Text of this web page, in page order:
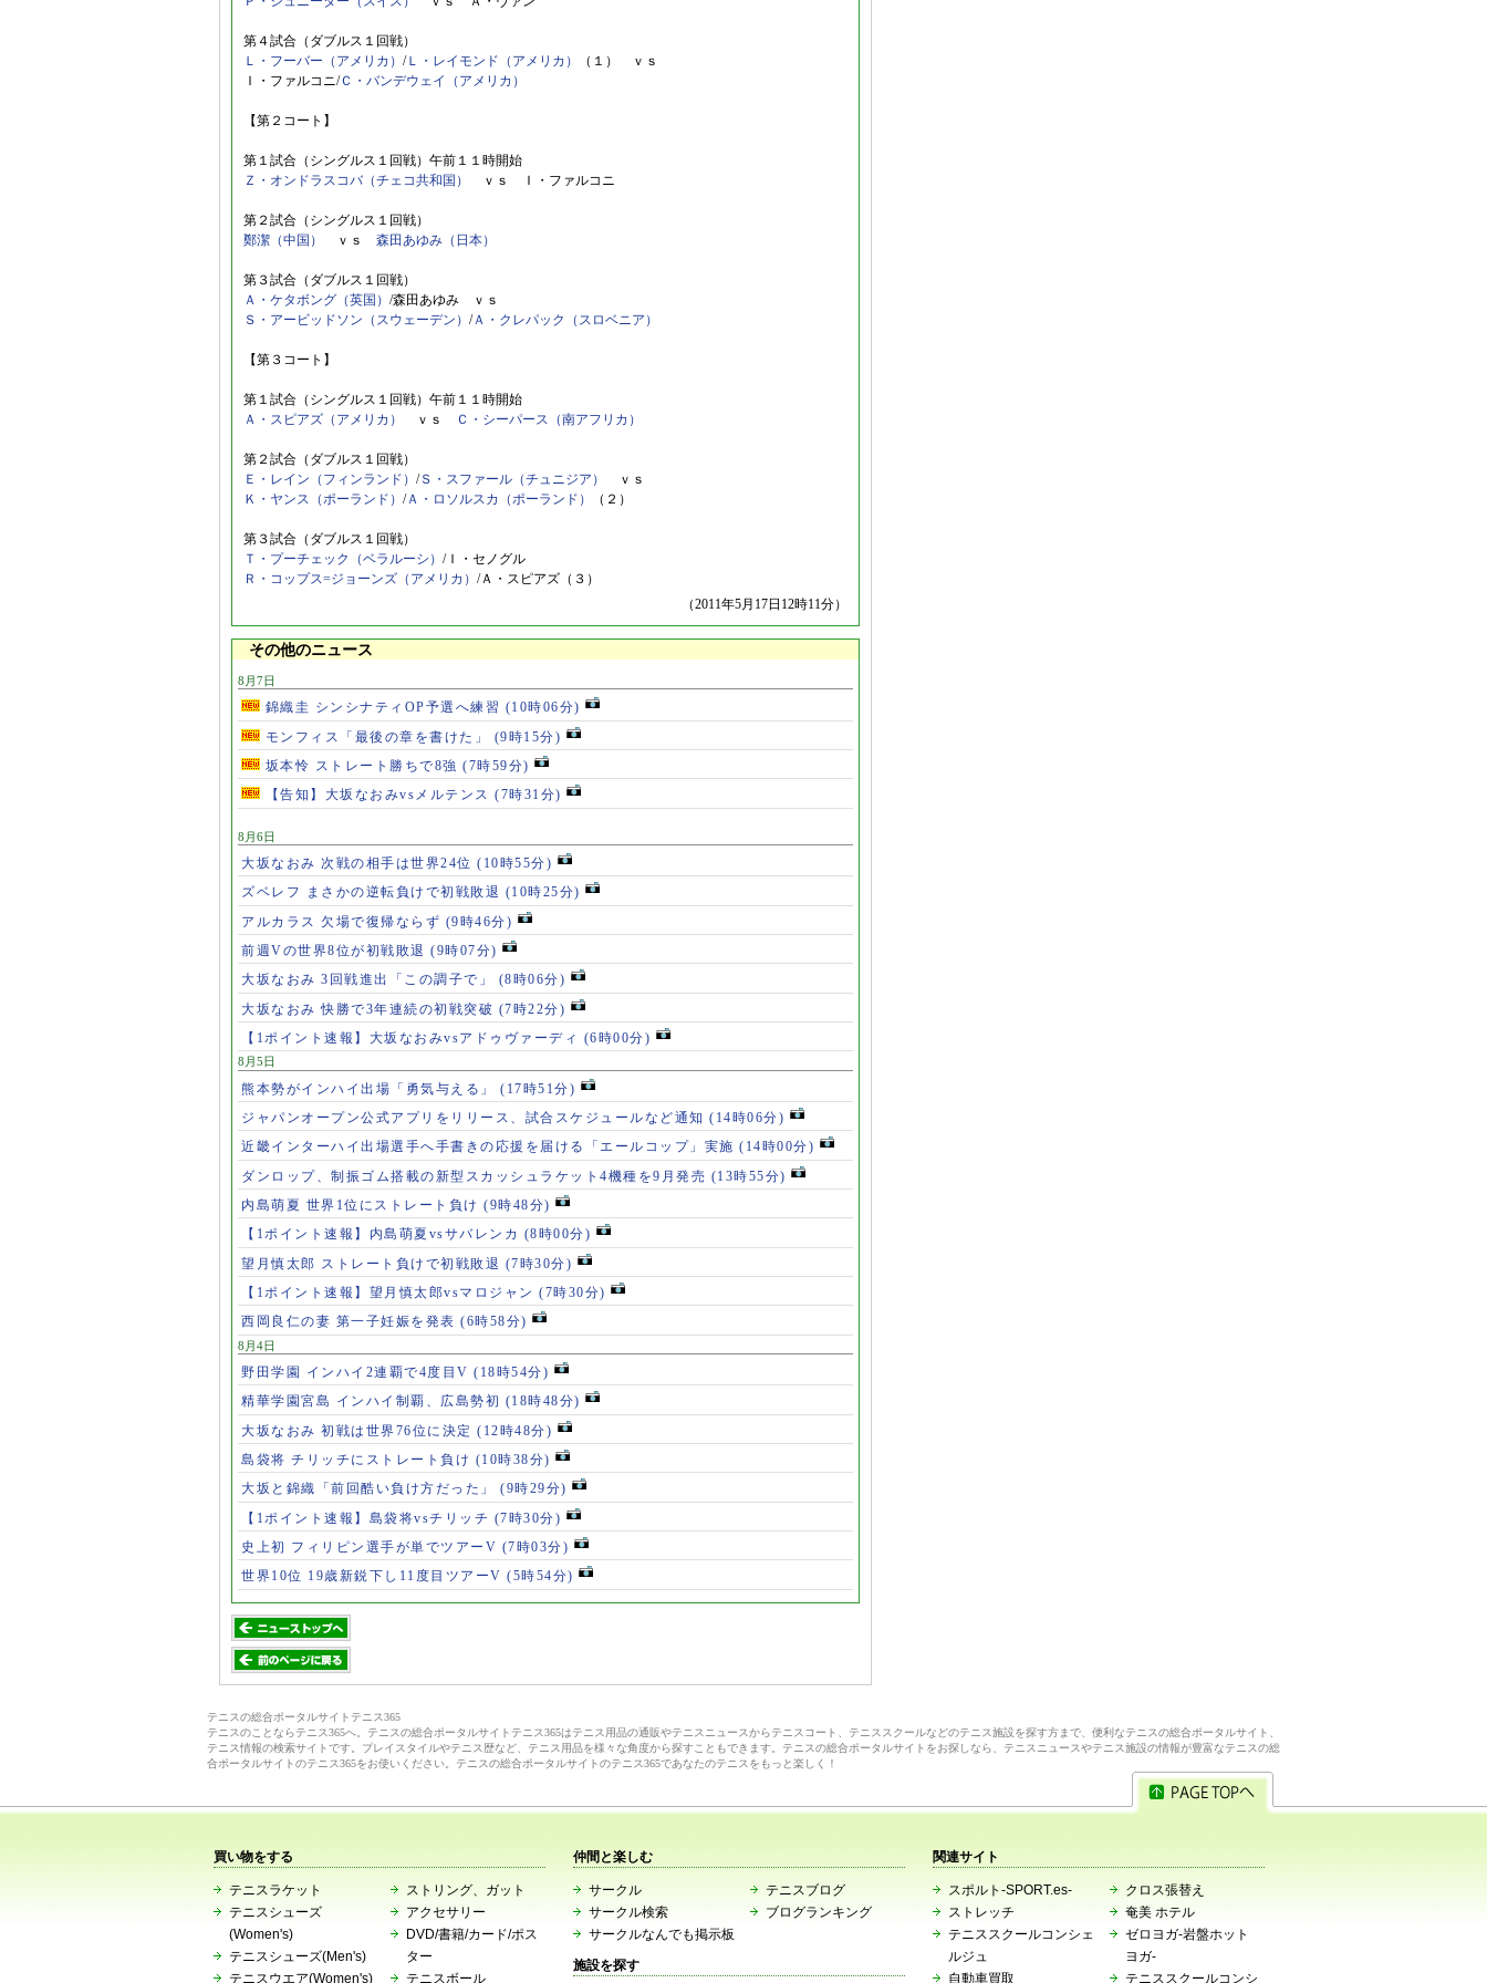
第４試合（ダブルス１回戦）
Ｌ・フーバー（アメリカ） /Ｌ・レイモンド（アメリカ）
（１） ｖｓ
Ｉ・ファルコニ/Ｃ・バンデウェイ（アメリカ）
【第２コート】
第１試合（シングルス１回戦）午前１１時開始
Ｚ・オンドラスコバ（チェコ共和国）
ｖｓ Ｉ・ファルコニ
第２試合（シングルス１回戦）
鄭潔（中国）
ｖｓ 森田あゆみ（日本）
第３試合（ダブルス１回戦）
Ａ・ケタボング（英国） /森田あゆみ ｖｓ
Ｓ・アービッドソン（スウェーデン） /Ａ・クレパック（スロベニア）
【第３コート】
第１試合（シングルス１回戦）午前１１時開始
Ａ・スピアズ（アメリカ）
ｖｓ Ｃ・シーパース（南アフリカ）
第２試合（ダブルス１回戦）
Ｅ・レイン（フィンランド） /Ｓ・スファール（チュニジア）
ｖｓ
Ｋ・ヤンス（ポーランド） /Ａ・ロソルスカ（ポーランド） （２）
第３試合（ダブルス１回戦）
Ｔ・プーチェック（ベラルーシ） /Ｉ・セノグル
Ｒ・コップス=ジョーンズ（アメリカ） /Ａ・スピアズ（３）
（2011年5月17日12時11分）
その他のニュース
8月7日
錦織圭 シンシナティOP予選へ練習 (10時06分)
モンフィス「最後の章を書けた」 (9時15分)
坂本怜 ストレート勝ちで8強 (7時59分)
【告知】大坂なおみvsメルテンス (7時31分)
8月6日
大坂なおみ 次戦の相手は世界24位 (10時55分)
ズベレフ まさかの逆転負けで初戦敗退 (10時25分)
アルカラス 欠場で復帰ならず (9時46分)
前週Vの世界8位が初戦敗退 (9時07分)
大坂なおみ 3回戦進出「この調子で」 (8時06分)
大坂なおみ 快勝で3年連続の初戦突破 (7時22分)
【1ポイント速報】大坂なおみvsアドゥヴァーディ (6時00分)
8月5日
熊本勢がインハイ出場「勇気与える」 (17時51分)
ジャパンオープン公式アプリをリリース、試合スケジュールなど通知 (14時06分)
近畿インターハイ出場選手へ手書きの応援を届ける「エールコップ」実施 (14時00分)
ダンロップ、制振ゴム搭載の新型スカッシュラケット4機種を9月発売 (13時55分)
内島萌夏 世界1位にストレート負け (9時48分)
【1ポイント速報】内島萌夏vsサバレンカ (8時00分)
望月慎太郎 ストレート負けで初戦敗退 (7時30分)
【1ポイント速報】望月慎太郎vsマロジャン (7時30分)
西岡良仁の妻 第一子妊娠を発表 (6時58分)
8月4日
野田学園 インハイ2連覇で4度目V (18時54分)
精華学園宮島 インハイ制覇、広島勢初 (18時48分)
大坂なおみ 初戦は世界76位に決定 (12時48分)
島袋将 チリッチにストレート負け (10時38分)
大坂と錦織「前回酷い負け方だった」 (9時29分)
【1ポイント速報】島袋将vsチリッチ (7時30分)
史上初 フィリピン選手が単でツアーV (7時03分)
世界10位 19歳新鋭下し11度目ツアーV (5時54分)
テニスの総合ポータルサイトテニス365
テニスのことならテニス365へ。テニスの総合ポータルサイトテニス365はテニス用品の通販やテニスニュースからテニスコート、テニススクールなどのテニス施設を探す方まで、便利なテニスの総合ポータルサイト、
テニス情報の検索サイトです。プレイスタイルやテニス歴など、テニス用品を様々な角度から探すこともできます。テニスの総合ポータルサイトをお探しなら、テニスニュースやテニス施設の情報が豊富なテニスの総
合ポータルサイトのテニス365をお使いください。テニスの総合ポータルサイトのテニス365であなたのテニスをもっと楽しく！
買い物をする
テニスラケット
テニスシューズ
(Women's)
テニスシューズ(Men's)
テニスウエア(Women's)
ストリング、ガット
アクセサリー
DVD/書籍/カード/ポス
ター
テニスボール
仲間と楽しむ
サークル
サークル検索
サークルなんでも掲示板
テニスブログ
ブログランキング
施設を探す
関連サイト
スポルト-SPORT.es-
ストレッチ
テニススクールコンシェ
ルジュ
自動車買取
クロス張替え
奄美 ホテル
ゼロヨガ-岩盤ホット
ヨガ-
テニススクールコンシ